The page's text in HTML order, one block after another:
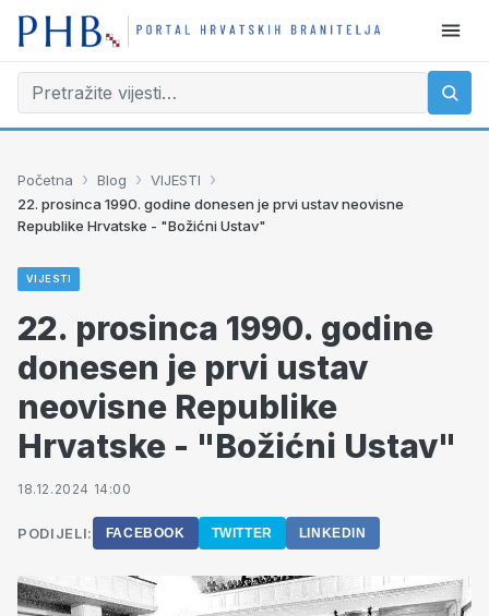
Početna › Blog › VIJESTI ›
22. prosinca 1990. godine donesen je prvi ustav neovisne
Republike Hrvatske - "Božićni Ustav"
VIJESTI
22. prosinca 1990. godine
donesen je prvi ustav
neovisne Republike
Hrvatske - "Božićni Ustav"
18.12.2024 14:00
PODIJELI: FACEBOOK TWITTER LINKEDIN